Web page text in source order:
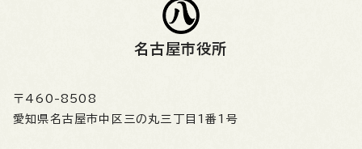
名古屋市役所
〒460-8508
愛知県名古屋市中区三の丸三丁目1番1号